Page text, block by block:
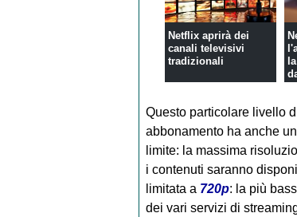
Netflix aprirà dei
canali televisivi
tradizionali
Questo particolare livello
abbonamento ha anche
limite: la massima
i contenuti saranno
limitata a 720p: la più
dei vari servizi di